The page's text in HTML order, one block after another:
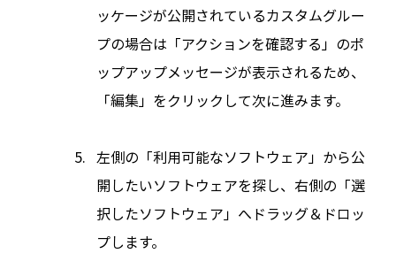
ッケージが公開されているカスタムグルー
プの場合は「アクションを確認する」のポ
ップアップメッセージが表示されるため、
「編集」をクリックして次に進みます。
左側の「利用可能なソフトウェア」から公
開したいソフトウェアを探し、右側の「選
択したソフトウェア」へドラッグ＆ドロッ
プします。